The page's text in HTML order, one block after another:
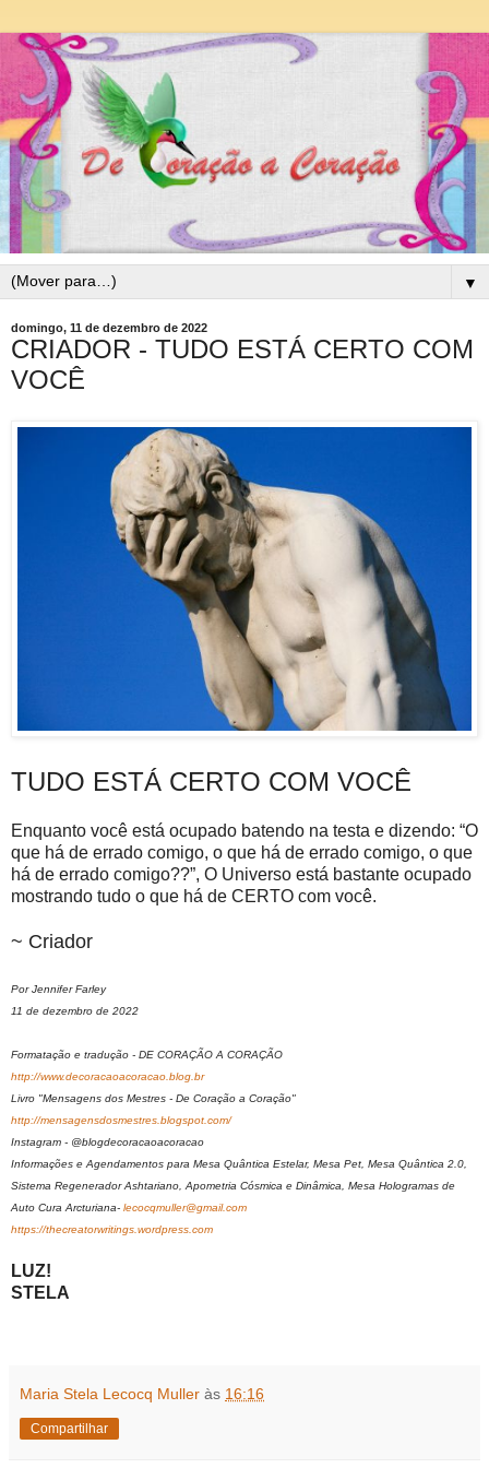
▼
domingo, 11 de dezembro de 2022
CRIADOR - TUDO ESTÁ CERTO COM
VOCÊ
TUDO ESTÁ CERTO COM VOCÊ
Enquanto você está ocupado batendo na testa e dizendo: “O
que há de errado comigo, o que há de errado comigo, o que
há de errado comigo??”, O Universo está bastante ocupado
mostrando tudo o que há de CERTO com você.
~ Criador
Por Jennifer Farley
11 de dezembro de 2022
Formatação e tradução - DE CORAÇÃO A CORAÇÃO
http://www.decoracaoacoracao.blog.br
Livro "Mensagens dos Mestres - De Coração a Coração"
http://mensagensdosmestres.blogspot.com/
Instagram - @blogdecoracaoacoracao
Informações e Agendamentos para Mesa Quântica Estelar, Mesa Pet, Mesa Quântica 2.0,
Sistema Regenerador Ashtariano, Apometria Cósmica e Dinâmica, Mesa Hologramas de
Auto Cura Arcturiana- lecocqmuller@gmail.com
https://thecreatorwritings.wordpress.com
LUZ!
STELA
Maria Stela Lecocq Muller às 16:16
Compartilhar